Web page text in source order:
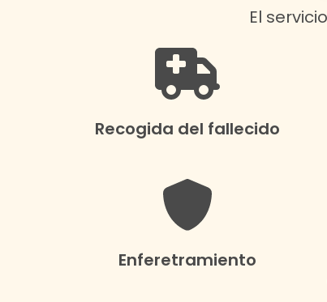
El
Recogida del fallecido
Enferetramiento